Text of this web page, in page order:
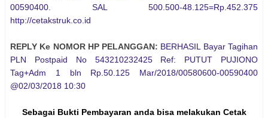
00590400. SAL 500.500-48.125=Rp.452.375
http://cetakstruk.co.id
REPLY Ke NOMOR HP PELANGGAN: BERHASIL Bayar Tagihan
PLN Postpaid No 543210232425 Ref: PUTUT PUJIONO
Tag+Adm 1 bln Rp.50.125 Mar/2018/00580600-00590400
@02/03/2018 10:30
Sebagai Bukti Pembayaran anda bisa melakukan Cetak